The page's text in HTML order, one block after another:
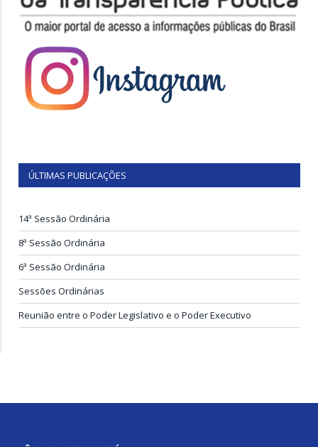
ÚLTIMAS PUBLICAÇÕES
14ª Sessão Ordinária
8ª Sessão Ordinária
6ª Sessão Ordinária
Sessões Ordinárias
Reunião entre o Poder Legislativo e o Poder Executivo